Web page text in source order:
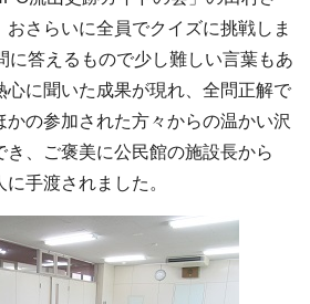
さらいに全員でクイズに挑戦しま
に答えるもので少し難しい言葉もあ
心に聞いた成果が現れ、全問正解で
かの参加された方々からの温かい沢
き、ご褒美に公民館の施設長から
に手渡されました。